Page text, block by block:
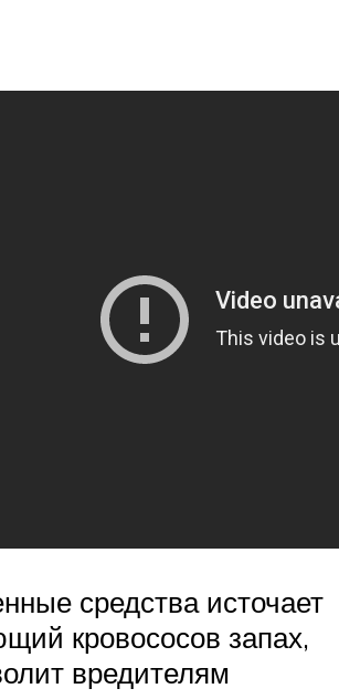
средства источает
кровососов запах,
вредителям